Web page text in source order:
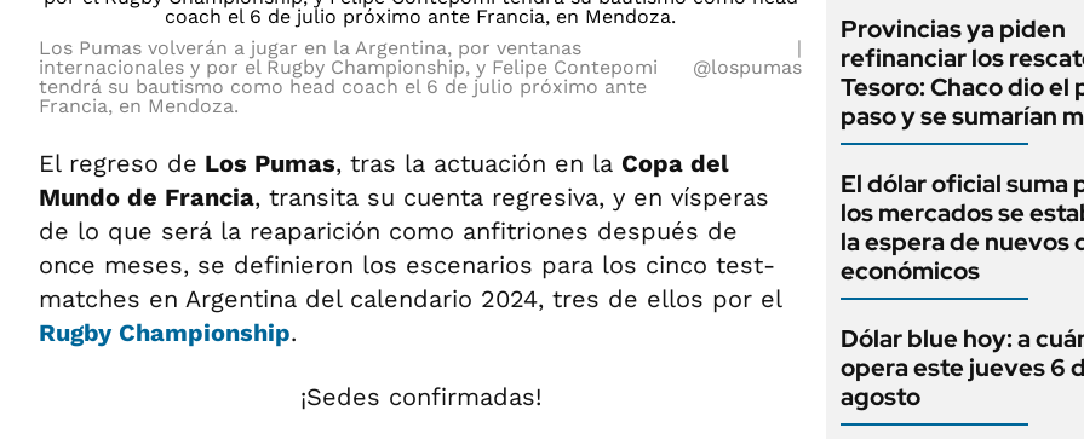
Los Pumas volverán a jugar en la Argentina, por ventanas
internacionales y por el Rugby Championship, y Felipe Contepomi
tendrá su bautismo como head coach el 6 de julio próximo ante
Francia, en Mendoza.
@lospumas
El regreso de Los Pumas, tras la actuación en la Copa del
Mundo de Francia, transita su cuenta regresiva, y en vísperas
de lo que será la reaparición como anfitriones después de
once meses, se definieron los escenarios para los cinco test-
matches en Argentina del calendario 2024, tres de ellos por el
Rugby Championship.
¡Sedes confirmadas!
Provincias ya piden
refinanciar los
Tesoro: Chaco dio el
paso y se sumarían
El dólar oficial suma
los mercados se
la espera de nuevos
económicos
Dólar blue hoy: a
opera este jueves 6
agosto